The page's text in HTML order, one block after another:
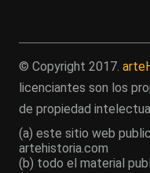
© Copyright 2017.
licenciantes son los
de propiedad
(a) este sitio web
artehistoria.com
(b) todo el material